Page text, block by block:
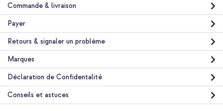
Commande & livraison
Payer
Retours & signaler un problème
Marques
Déclaration de Confidentalité
Conseils et astuces